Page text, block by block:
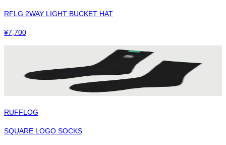
RFLG 2WAY LIGHT BUCKET HAT
¥7,700
RUFFLOG
SQUARE LOGO SOCKS